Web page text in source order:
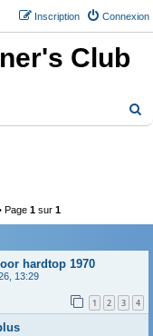
Connexion
Inscription
Club
Page 1 sur 1
hardtop 1970
13:29
1 2 3 4